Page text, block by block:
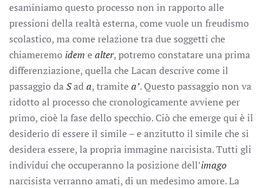
esaminiamo questo processo non in rapporto alle
pressioni della realtà esterna, come vuole un freudismo
scolastico, ma come relazione tra due soggetti che
chiameremo idem ealter, potremo constatare una prima
differenziazione, quella che Lacan descrive come il
passaggio daSada, tramitea’. Questo passaggio non va
ridotto al processo che cronologicamente avviene per
primo, cioè la fase dello specchio. Ciò che emerge qui è il
desiderio di essere il simile – e anzitutto il simile che si
desidera essere, la propria immagine narcisista. Tutti gli
individui che occuperanno la posizione dell’imago
narcisista verranno amati, di un medesimo amore. La